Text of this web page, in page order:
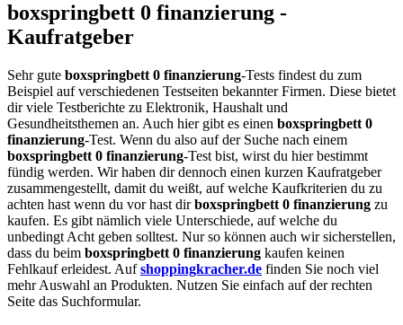
boxspringbett 0 finanzierung -
Kaufratgeber
Sehr gute boxspringbett 0 finanzierung-Tests findest du zum
Beispiel auf verschiedenen Testseiten bekannter Firmen. Diese bietet
dir viele Testberichte zu Elektronik, Haushalt und
Gesundheitsthemen an. Auch hier gibt es einen boxspringbett 0
finanzierung-Test. Wenn du also auf der Suche nach einem
boxspringbett 0 finanzierung-Test bist, wirst du hier bestimmt
fündig werden. Wir haben dir dennoch einen kurzen Kaufratgeber
zusammengestellt, damit du weißt, auf welche Kaufkriterien du zu
achten hast wenn du vor hast dirboxspringbett 0 finanzierung zu
kaufen. Es gibt nämlich viele Unterschiede, auf welche du
unbedingt Acht geben solltest. Nur so können auch wir sicherstellen,
dass du beim boxspringbett 0 finanzierung kaufen keinen
Fehlkauf erleidest. Aufshoppingkracher.de finden Sie noch viel
mehr Auswahl an Produkten. Nutzen Sie einfach auf der rechten
Seite das Suchformular.